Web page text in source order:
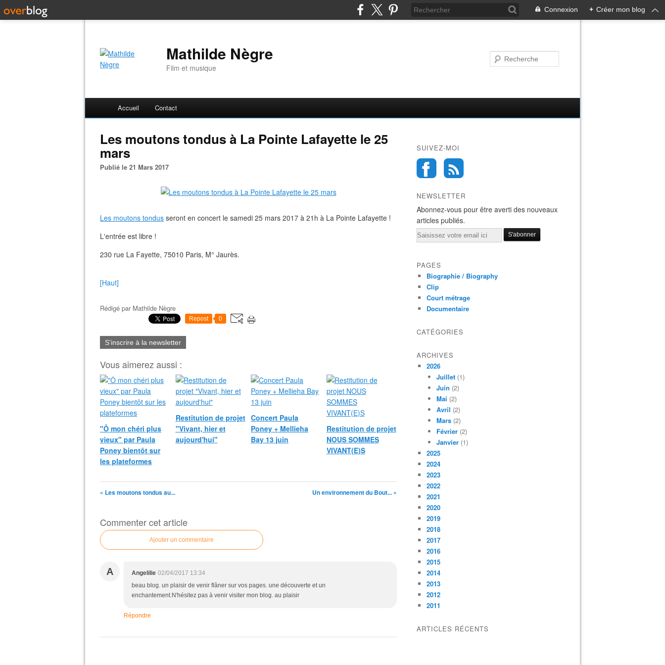
Connexion + Créer mon blog
Mathilde Nègre
Film et musique
Accueil Contact
Les moutons tondus à La Pointe Lafayette le 25
mars
Publié le 21 Mars 2017
Les moutons tondus seront en concert le samedi 25 mars 2017 à 21h à La Pointe Lafayette !
L'entrée est libre !
230 rue La Fayette, 75010 Paris, M° Jaurès.
[Haut]
Rédigé par Mathilde Nègre
Repost 0
S'inscrire à la newsletter
Vous aimerez aussi :
"Ô mon chéri plus
vieux" par Paula
Poney bientôt sur
les plateformes
Restitution de projet
"Vivant, hier et
aujourd'hui"
Concert Paula
Poney + Mellieha
Bay 13 juin
Restitution de projet
NOUS SOMMES
VIVANT(E)S
« Les moutons tondus au... Un environnement du Bout... »
Commenter cet article
Ajouter un commentaire
A Angelilie 02/04/2017 13:34
beau blog. un plaisir de venir flâner sur vos pages. une découverte et un
enchantement.N'hésitez pas à venir visiter mon blog. au plaisir
Répondre
SUIVEZ-MOI
NEWSLETTER
Abonnez-vous pour être averti des nouveaux
articles publiés.
Email
PAGES
Biographie / Biography
Clip
Court métrage
Documentaire
CATÉGORIES
ARCHIVES
2026
Juillet (1)
Juin (2)
Mai (2)
Avril (2)
Mars (2)
Février (2)
Janvier (1)
2025
2024
2023
2022
2021
2020
2019
2018
2017
2016
2015
2014
2013
2012
2011
ARTICLES RÉCENTS